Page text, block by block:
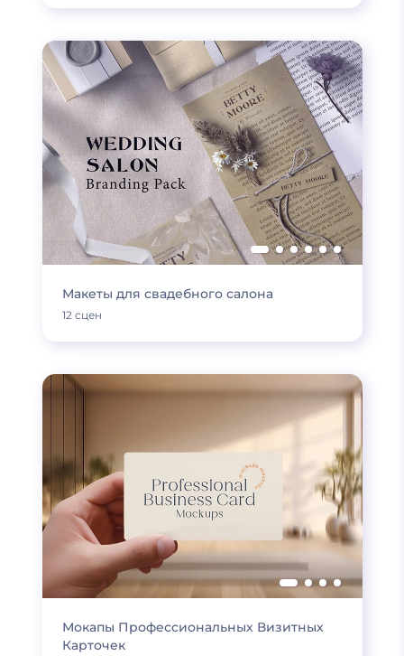
Макеты для свадебного салона
12 сцен
Мокапы Профессиональных Визитных
Карточек